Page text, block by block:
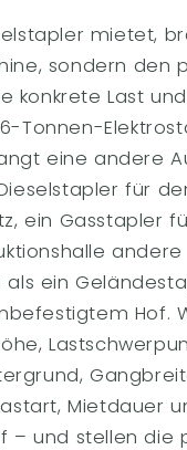
mietet,
sondern den
konkrete Last
Tonnen-
eine andere
für
ein Gasstapler
andere
ein
Hof.
Mietdauer
– und stellen die